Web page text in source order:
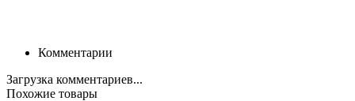
Комментарии
Загрузка комментариев...
Похожие товары